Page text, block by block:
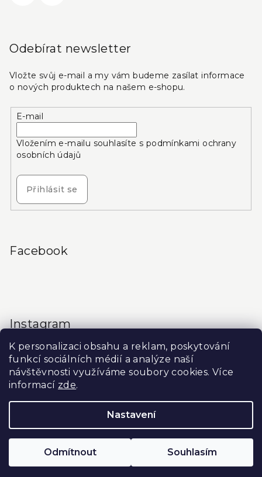
K personalizaci obsahu a reklam, poskytování
funkcí sociálních médií a analýze naší
návštěvnosti využíváme soubory cookies. Více
informací zde.
Nastavení
Odmítnout Souhlasím
Odebírat newsletter
Vložte svůj e-mail a my vám budeme zasílat informace
o nových produktech na našem e-shopu.
E-mail
Vložením e-mailu souhlasíte s podmínkami ochrany
osobních údajů
Přihlásit se
Facebook
Instagram
Sledovat na Instagramu
Upravit nastavení cookies
Vytvořil Shoptet